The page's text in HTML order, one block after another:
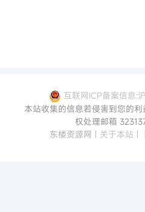
互联网ICP备案信息:
本站收集的信息若侵害到您的
权处理邮箱
东楼资源网 | 关于本站 |